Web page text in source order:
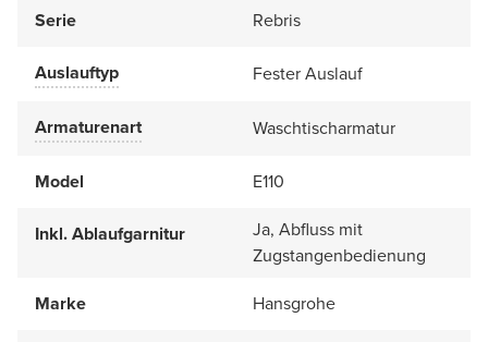
Serie
Rebris
Auslauftyp Fester Auslauf
Armaturenart Waschtischarmatur
Model E110
Inkl. Ablaufgarnitur
Ja, Abfluss mit
Zugstangenbedienung
Marke
Hansgrohe